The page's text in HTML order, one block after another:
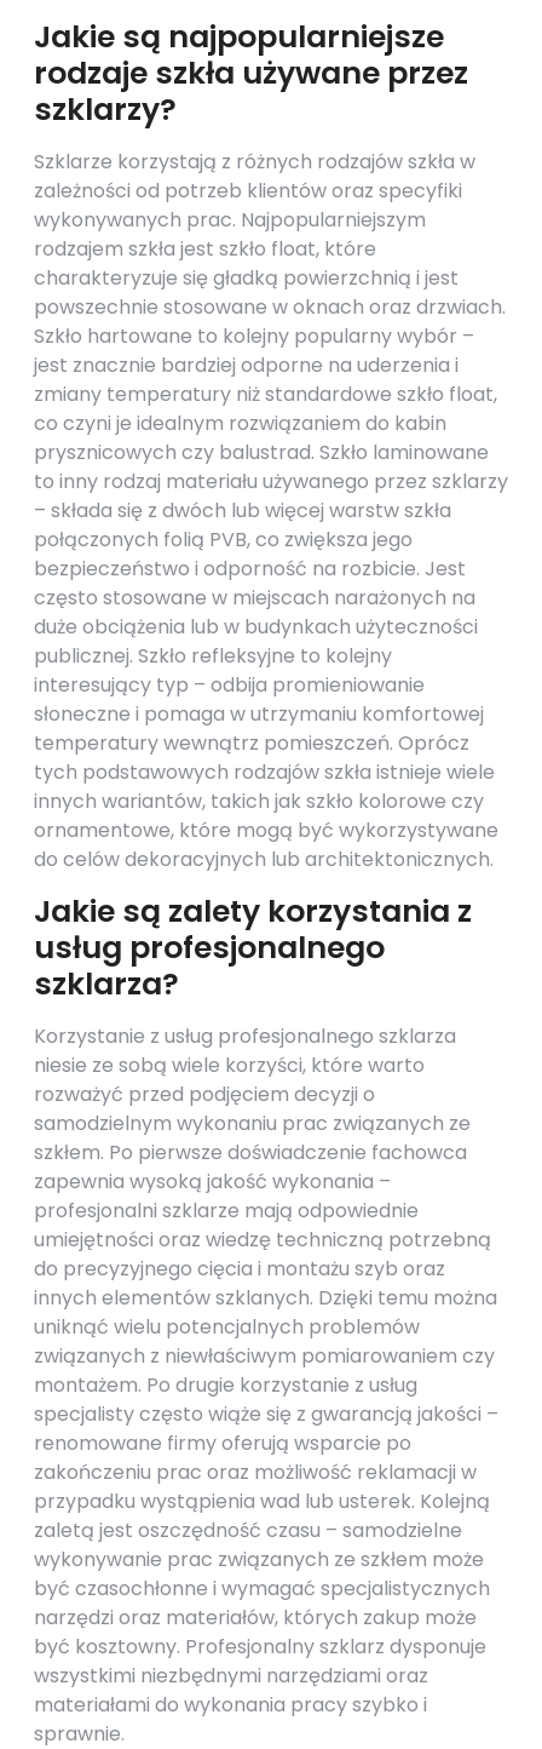
Jakie są najpopularniejsze
rodzaje szkła używane przez
szklarzy?
Szklarze korzystają z różnych rodzajów szkła w
zależności od potrzeb klientów oraz specyfiki
wykonywanych prac. Najpopularniejszym
rodzajem szkła jest szkło float, które
charakteryzuje się gładką powierzchnią i jest
powszechnie stosowane w oknach oraz drzwiach.
Szkło hartowane to kolejny popularny wybór –
jest znacznie bardziej odporne na uderzenia i
zmiany temperatury niż standardowe szkło float,
co czyni je idealnym rozwiązaniem do kabin
prysznicowych czy balustrad. Szkło laminowane
to inny rodzaj materiału używanego przez szklarzy
– składa się z dwóch lub więcej warstw szkła
połączonych folią PVB, co zwiększa jego
bezpieczeństwo i odporność na rozbicie. Jest
często stosowane w miejscach narażonych na
duże obciążenia lub w budynkach użyteczności
publicznej. Szkło refleksyjne to kolejny
interesujący typ – odbija promieniowanie
słoneczne i pomaga w utrzymaniu komfortowej
temperatury wewnątrz pomieszczeń. Oprócz
tych podstawowych rodzajów szkła istnieje wiele
innych wariantów, takich jak szkło kolorowe czy
ornamentowe, które mogą być wykorzystywane
do celów dekoracyjnych lub architektonicznych.
Jakie są zalety korzystania z
usług profesjonalnego
szklarza?
Korzystanie z usług profesjonalnego szklarza
niesie ze sobą wiele korzyści, które warto
rozważyć przed podjęciem decyzji o
samodzielnym wykonaniu prac związanych ze
szkłem. Po pierwsze doświadczenie fachowca
zapewnia wysoką jakość wykonania –
profesjonalni szklarze mają odpowiednie
umiejętności oraz wiedzę techniczną potrzebną
do precyzyjnego cięcia i montażu szyb oraz
innych elementów szklanych. Dzięki temu można
uniknąć wielu potencjalnych problemów
związanych z niewłaściwym pomiarowaniem czy
montażem. Po drugie korzystanie z usług
specjalisty często wiąże się z gwarancją jakości –
renomowane firmy oferują wsparcie po
zakończeniu prac oraz możliwość reklamacji w
przypadku wystąpienia wad lub usterek. Kolejną
zaletą jest oszczędność czasu – samodzielne
wykonywanie prac związanych ze szkłem może
być czasochłonne i wymagać specjalistycznych
narzędzi oraz materiałów, których zakup może
być kosztowny. Profesjonalny szklarz dysponuje
wszystkimi niezbędnymi narzędziami oraz
materiałami do wykonania pracy szybko i
sprawnie.